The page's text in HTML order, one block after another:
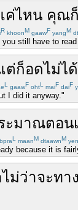
ค่ไหน คุณก็
R khoonM gaawF yangM
still have to
ต่ก็อดไม่ได้
L gaawF ohtL maiF daiF
I did it anyway."
ะมาณตอน
bpraL maanM dtaawnM yen
because it is
ไม่ว่าจะทาง